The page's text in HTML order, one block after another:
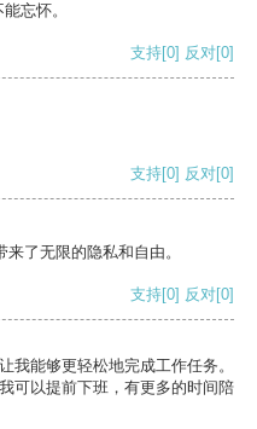
忘怀。
支持[0] 反对[0]
支持[0] 反对[0]
了无限的隐私和自由。
支持[0] 反对[0]
我能够更轻松地完成工作任务。
可以提前下班，有更多的时间陪